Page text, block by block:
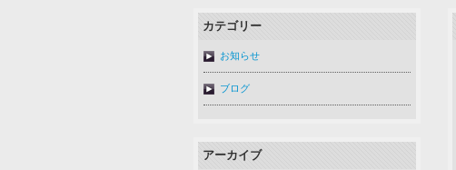
カテゴリー
お知らせ
ブログ
アーカイブ